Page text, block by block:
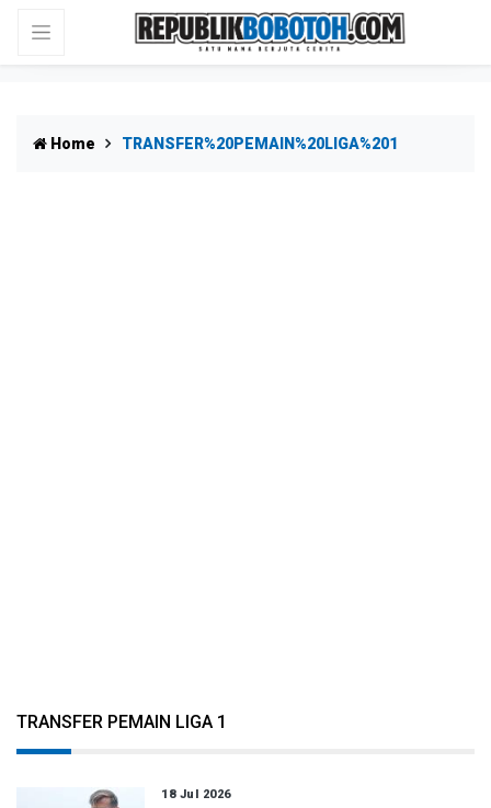
Home TRANSFER%20PEMAIN%20LIGA%201
TRANSFER PEMAIN LIGA 1
18 Jul 2026